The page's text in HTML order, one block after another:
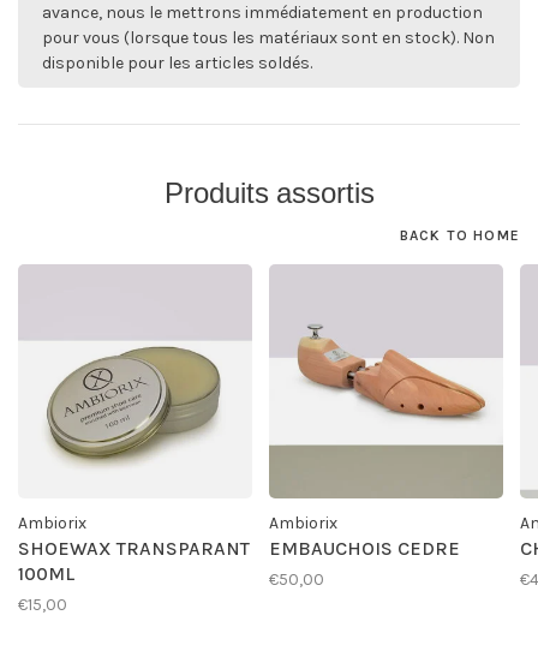
avance, nous le mettrons immédiatement en production
pour vous (lorsque tous les matériaux sont en stock). Non
disponible pour les articles soldés.
Produits assortis
BACK TO HOME
Ambiorix
SHOEWAX TRANSPARANT
100ML
€15,00
Ambiorix
EMBAUCHOIS CEDRE
€50,00